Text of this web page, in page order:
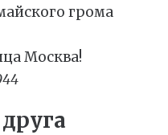
грома
Москва!